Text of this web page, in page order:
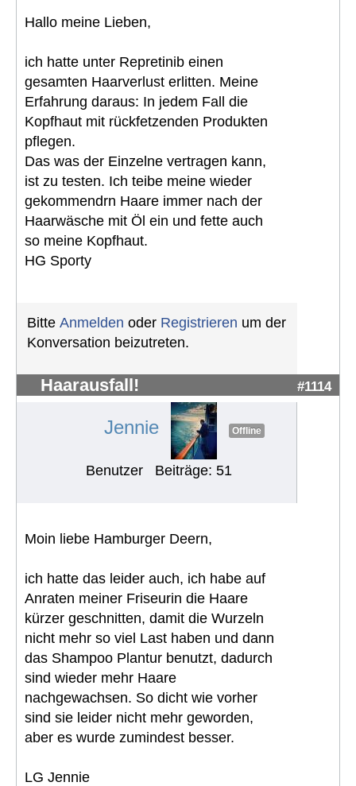
Hallo meine Lieben,
ich hatte unter Repretinib einen
gesamten Haarverlust erlitten. Meine
Erfahrung daraus: In jedem Fall die
Kopfhaut mit rückfetzenden Produkten
pflegen.
Das was der Einzelne vertragen kann,
ist zu testen. Ich teibe meine wieder
gekommendrn Haare immer nach der
Haarwäsche mit Öl ein und fette auch
so meine Kopfhaut.
HG Sporty
Bitte Anmelden oder Registrieren um der
Konversation beizutreten.
Haarausfall! #1114
Jennie Offline
Benutzer Beiträge: 51
Moin liebe Hamburger Deern,
ich hatte das leider auch, ich habe auf
Anraten meiner Friseurin die Haare
kürzer geschnitten, damit die Wurzeln
nicht mehr so viel Last haben und dann
das Shampoo Plantur benutzt, dadurch
sind wieder mehr Haare
nachgewachsen. So dicht wie vorher
sind sie leider nicht mehr geworden,
aber es wurde zumindest besser.
LG Jennie